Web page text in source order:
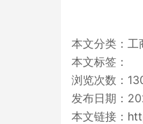
本文分类： 工
本文标签：
浏览次数：
发布日期：
本文链接：